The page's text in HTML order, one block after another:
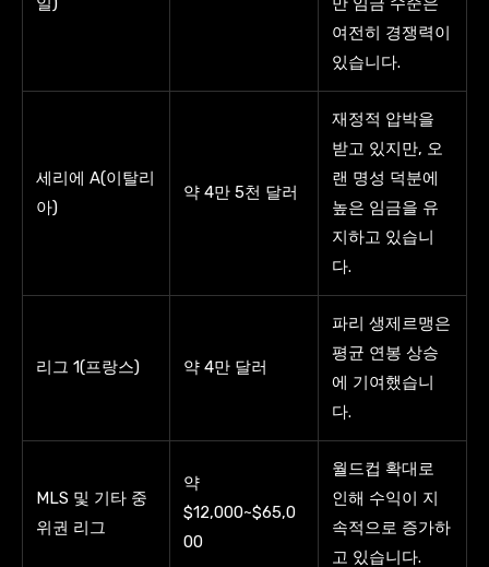
여전히 ​​경쟁력이
있습니다.
세리에 A(이탈리
아)
약 4만 5천 달러
재정적 압박을
받고 있지만, 오
랜 명성 덕분에
높은 임금을 유
지하고 있습니
다.
리그 1(프랑스) 약 4만 달러
파리 생제르맹은
평균 연봉 상승
에 기여했습니
다.
MLS 및 기타 중
위권 리그
약
$12,000~$65,0
00
월드컵 확대로
인해 수익이 지
속적으로 증가하
고 있습니다.